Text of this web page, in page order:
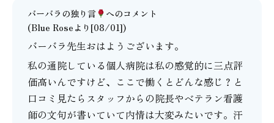
バーバラの独り言
へのコメント
(Blue Roseより[08/01])
バーバラ先生おはようございます。
私の通院している個人病院は私の感覚的に三点評
価高いんですけど、ここで働くとどんな感じ？と
口コミ見たらスタッフからの院長やベテラン看護
師の文句が書いていて内情は大変みたいです。汗